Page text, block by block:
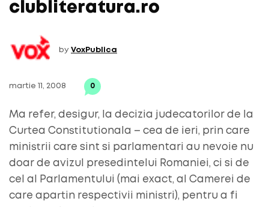
clubliteratura.ro
by VoxPublica
martie 11, 2008 0
Ma refer, desigur, la decizia judecatorilor de la
Curtea Constitutionala – cea de ieri, prin care
ministrii care sint si parlamentari au nevoie nu
doar de avizul presedintelui Romaniei, ci si de
cel al Parlamentului (mai exact, al Camerei de
care apartin respectivii ministri), pentru a fi